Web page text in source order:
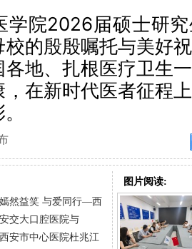
学院2026届硕士研
的殷殷嘱托与美好
地、扎根医疗卫生
，在新时代医者征程
嫣然益笑 与爱同行—西
安交大口腔医院与
西安市中心医院杜兆江
图片阅读: